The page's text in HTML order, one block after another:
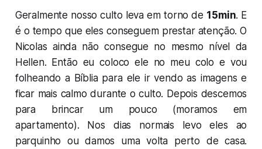
Geralmente nosso culto leva em torno de 15min. E
é o tempo que eles conseguem prestar atenção. O
Nicolas ainda não consegue no mesmo nível da
Hellen. Então eu coloco ele no meu colo e vou
folheando a Bíblia para ele ir vendo as imagens e
ficar mais calmo durante o culto. Depois descemos
para brincar um pouco (moramos em
apartamento). Nos dias normais levo eles ao
parquinho ou damos uma volta perto de casa.